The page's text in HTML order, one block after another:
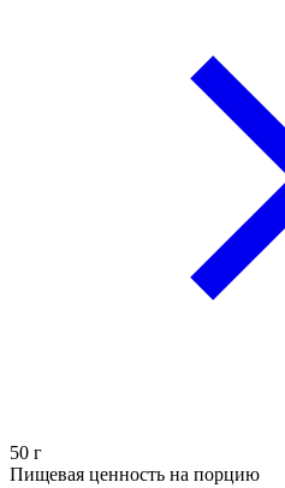
50 г
Пищевая ценность на порцию